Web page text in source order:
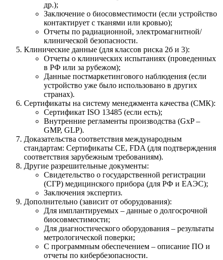
др.);
Заключение о биосовместимости (если устройство
контактирует с тканями или кровью);
Отчеты по радиационной, электромагнитной/
клинической безопасности.
Клинические данные (для классов риска 2б и 3):
Отчеты о клинических испытаниях (проведенных
в РФ или за рубежом);
Данные постмаркетингового наблюдения (если
устройство уже было использовано в других
странах).
Сертификаты на систему менеджмента качества (СМК):
Сертификат ISO 13485 (если есть);
Внутренние регламенты производства (GxP –
GMP, GLP).
Доказательства соответствия международным
стандартам: Сертификаты CE, FDA (для подтверждения
соответствия зарубежным требованиям).
Другие разрешительные документы:
Свидетельство о государственной регистрации
(СГР) медицинского прибора (для РФ и ЕАЭС);
Заключения экспертиз.
Дополнительно (зависит от оборудования):
Для имплантируемых – данные о долгосрочной
биосовместимости;
Для диагностического оборудования – результаты
метрологической поверки;
С программным обеспечением – описание ПО и
отчеты по кибербезопасности.